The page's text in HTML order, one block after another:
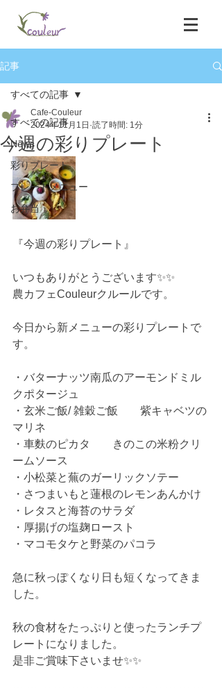
記事
すべての記事
News
彩りプレート
プレートメニュー
お弁当
すべての記事
今週の彩りプレート
Cafe-Couleur
2024年11月1日 読了時間: 1分
『今週の彩りプレート』
いつもありがとうございます✨✨
農カフェCouleurクルールです。
今日から新メニューの彩りプレートで
す。
・バターナッツ南瓜のアーモンドミル
クポタージュ
・玄米ご飯/ 雑穀ご飯　　紫キャベツの
マリネ
・車麩のピカタ　　きのこの米粉クリ
ームソース
・小松菜と蕪のガーリックソテー
・さつまいもと蓮根のレモンあんかけ
・レタスと海苔のサラダ
・厚揚げの塩麹ロースト
・マコモタケと野菜のパコラ
急に秋っぽくなり日も短くなってきま
した。
秋の食材をたっぷりと使ったランチプ
レートになりました。
是非ご賞味下さいませ✨✨